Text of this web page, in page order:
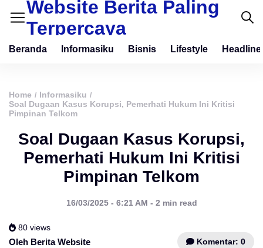
Website Berita Paling
Terpercaya
Beranda Informasiku Bisnis Lifestyle Headline
Home / Informasiku /
Soal Dugaan Kasus Korupsi, Pemerhati Hukum Ini Kritisi
Pimpinan Telkom
Soal Dugaan Kasus Korupsi,
Pemerhati Hukum Ini Kritisi
Pimpinan Telkom
16/03/2025 - 6:21 AM - 2 min read
80 views
Oleh Berita Website Komentar: 0